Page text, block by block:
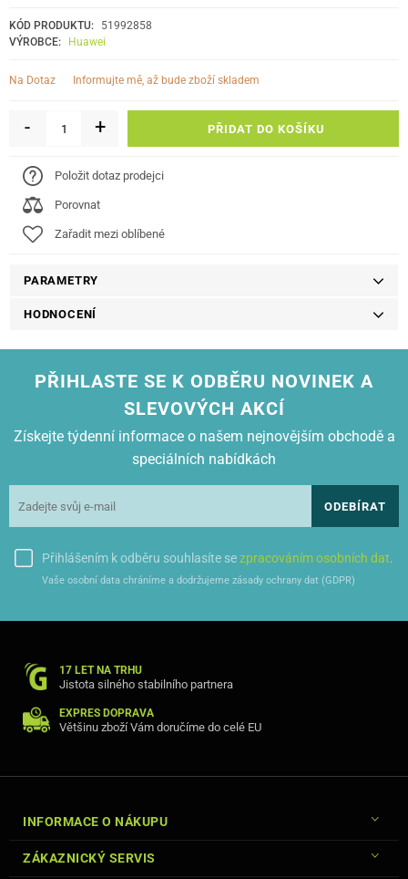
KÓD PRODUKTU:
51992858
VÝROBCE:
Huawei
Na Dotaz informujte mě, až bude zboží skladem
- + PŘIDAT DO KOŠÍKU
Položit dotaz prodejci
Porovnat
Zařadit mezi oblíbené
PARAMETRY
HODNOCENÍ
PŘIHLASTE SE K ODBĚRU NOVINEK A
SLEVOVÝCH AKCÍ
Získejte týdenní informace o našem nejnovějším obchodě a
speciálních nabídkách
ODEBÍRAT
Přihlášením k odběru souhlasíte sezpracováním osobních dat.
Vaše osobní data chráníme a dodržujeme zásady ochrany dat (GDPR)
17 LET NA TRHU
Jistota silného stabilního partnera
EXPRES DOPRAVA
Většinu zboží Vám doručíme do celé EU
INFORMACE O NÁKUPU
ZÁKAZNICKÝ SERVIS